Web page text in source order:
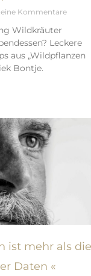
Kommentare
Wildkräuter
Leckere
aus „Wildpflanzen
Bontje.
ist mehr als die
Daten «